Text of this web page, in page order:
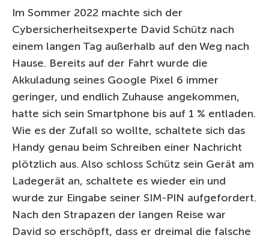
Im Sommer 2022 machte sich der
Cybersicherheitsexperte David Schütz nach
einem langen Tag außerhalb auf den Weg nach
Hause. Bereits auf der Fahrt wurde die
Akkuladung seines Google Pixel 6 immer
geringer, und endlich Zuhause angekommen,
hatte sich sein Smartphone bis auf 1 % entladen.
Wie es der Zufall so wollte, schaltete sich das
Handy genau beim Schreiben einer Nachricht
plötzlich aus. Also schloss Schütz sein Gerät am
Ladegerät an, schaltete es wieder ein und
wurde zur Eingabe seiner SIM-PIN aufgefordert.
Nach den Strapazen der langen Reise war
David so erschöpft, dass er dreimal die falsche